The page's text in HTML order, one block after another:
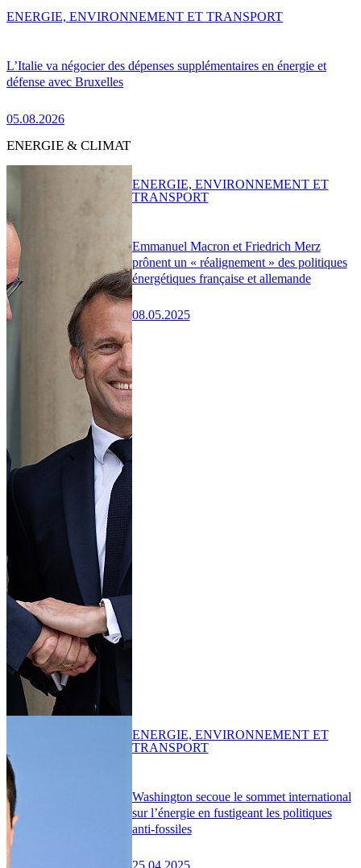
L’Italie va négocier des dépenses supplémentaires en énergie et
défense avec Bruxelles
05.08.2026
ENERGIE, ENVIRONNEMENT ET TRANSPORT
ENERGIE & CLIMAT
Emmanuel Macron et Friedrich Merz
prônent un « réalignement » des politiques
énergétiques française et allemande
08.05.2025
ENERGIE, ENVIRONNEMENT ET
TRANSPORT
Washington secoue le sommet international
sur l’énergie en fustigeant les politiques
anti-fossiles
ENERGIE, ENVIRONNEMENT ET
TRANSPORT